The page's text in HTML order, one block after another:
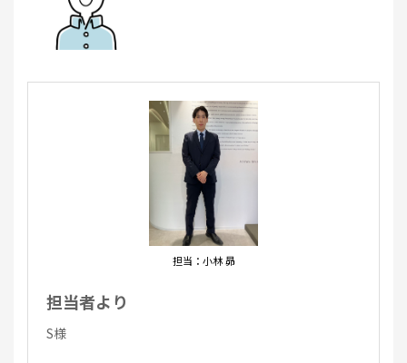
担当：小林 昴
担当者より
S様